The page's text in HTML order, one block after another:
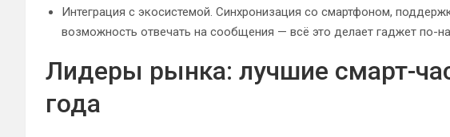
Интеграция с экосистемой. Синхронизация со смартфоном,
возможность отвечать на сообщения — всё это делает гаджет по-
Лидеры рынка: лучшие смарт-
года